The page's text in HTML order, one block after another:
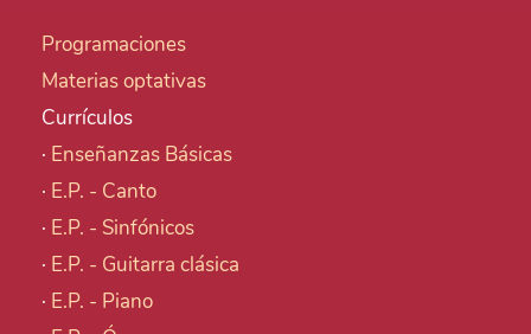
Programaciones
Materias optativas
Currículos
· Enseñanzas Básicas
· E.P. - Canto
· E.P. - Sinfónicos
· E.P. - Guitarra clásica
· E.P. - Piano